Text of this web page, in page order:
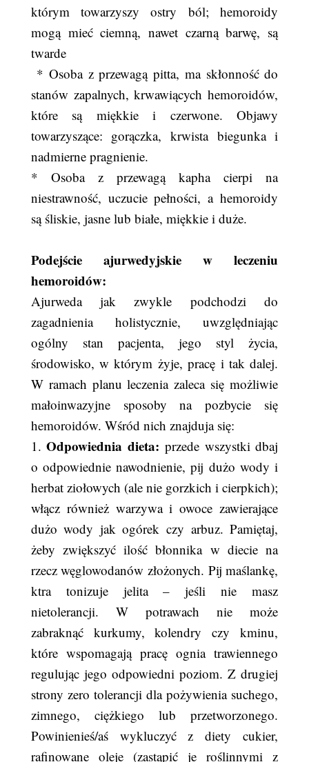
którym towarzyszy ostry ból; hemoroidy
mogą mieć ciemną, nawet czarną barwę, są
twarde
* Osoba z przewagą pitta, ma skłonność do
stanów zapalnych, krwawiących hemoroidów,
które są miękkie i czerwone. Objawy
towarzyszące: gorączka, krwista biegunka i
nadmierne pragnienie.
* Osoba z przewagą kapha cierpi na
niestrawność, uczucie pełności, a hemoroidy
są śliskie, jasne lub białe, miękkie i duże.
Podejście ajurwedyjskie w leczeniu
hemoroidów:
Ajurweda jak zwykle podchodzi do
zagadnienia holistycznie, uwzględniając
ogólny stan pacjenta, jego styl życia,
środowisko, w którym żyje, pracę i tak dalej.
W ramach planu leczenia zaleca się możliwie
małoinwazyjne sposoby na pozbycie się
hemoroidów. Wśród nich znajduja się:
1.Odpowiednia dieta:przede wszystki dbaj
o odpowiednie nawodnienie, pij dużo wody i
herbat ziołowych (ale nie gorzkich i cierpkich);
włącz również warzywa i owoce zawierające
dużo wody jak ogórek czy arbuz. Pamiętaj,
żeby zwiększyć ilość błonnika w diecie na
rzecz węglowodanów złożonych. Pij maślankę,
ktra tonizuje jelita – jeśli nie masz
nietolerancji. W potrawach nie może
zabraknąć kurkumy, kolendry czy kminu,
które wspomagają pracę ognia trawiennego
regulując jego odpowiedni poziom. Z drugiej
strony zero tolerancji dla pożywienia suchego,
zimnego, ciężkiego lub przetworzonego.
Powinienieś/aś wykluczyć z diety cukier,
rafinowane oleje (zastąpić je roślinnymi z